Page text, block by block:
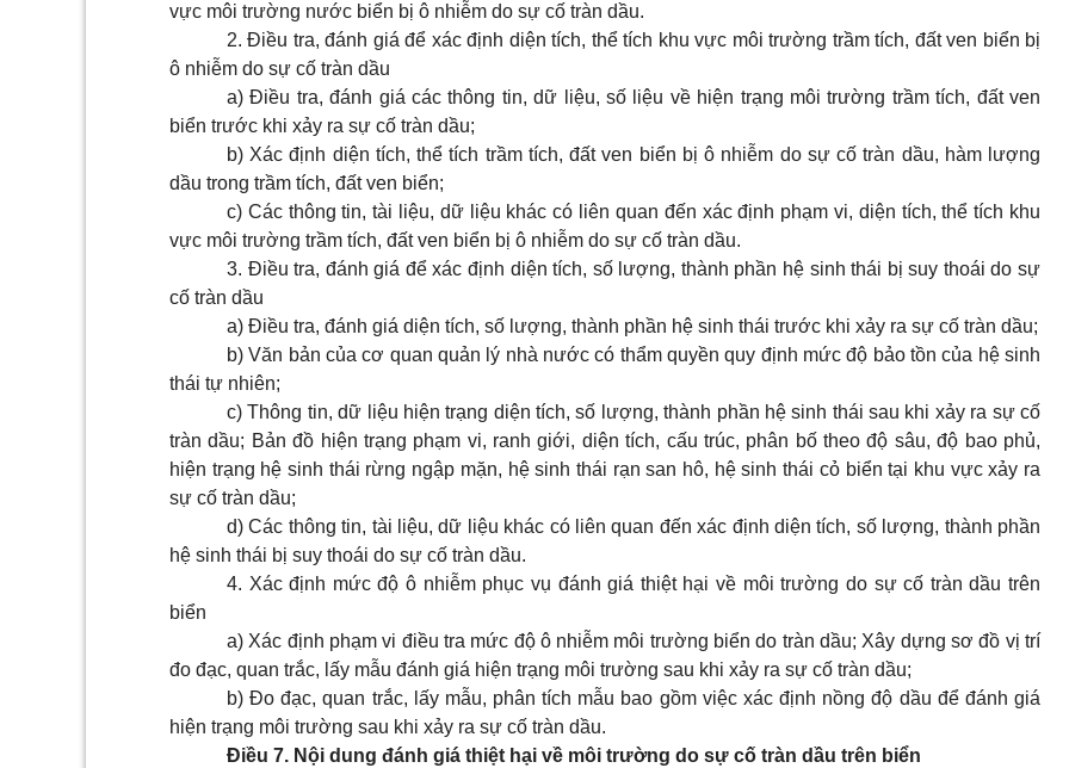
vực môi trường nước biển bị ô nhiễm do sự cố tràn dầu.
2. Điều tra, đánh giá để xác định diện tích, thể tích khu vực môi trường trầm tích, đất ven biển bị
ô nhiễm do sự cố tràn dầu
a) Điều tra, đánh giá các thông tin, dữ liệu, số liệu về hiện trạng môi trường trầm tích, đất ven
biển trước khi xảy ra sự cố tràn dầu;
b) Xác định diện tích, thể tích trầm tích, đất ven biển bị ô nhiễm do sự cố tràn dầu, hàm lượng
dầu trong trầm tích, đất ven biển;
c) Các thông tin, tài liệu, dữ liệu khác có liên quan đến xác định phạm vi, diện tích, thể tích khu
vực môi trường trầm tích, đất ven biển bị ô nhiễm do sự cố tràn dầu.
3. Điều tra, đánh giá để xác định diện tích, số lượng, thành phần hệ sinh thái bị suy thoái do sự
cố tràn dầu
a) Điều tra, đánh giá diện tích, số lượng, thành phần hệ sinh thái trước khi xảy ra sự cố tràn dầu;
b) Văn bản của cơ quan quản lý nhà nước có thẩm quyền quy định mức độ bảo tồn của hệ sinh
thái tự nhiên;
c) Thông tin, dữ liệu hiện trạng diện tích, số lượng, thành phần hệ sinh thái sau khi xảy ra sự cố
tràn dầu; Bản đồ hiện trạng phạm vi, ranh giới, diện tích, cấu trúc, phân bố theo độ sâu, độ bao phủ,
hiện trạng hệ sinh thái rừng ngập mặn, hệ sinh thái rạn san hô, hệ sinh thái cỏ biển tại khu vực xảy ra
sự cố tràn dầu;
d) Các thông tin, tài liệu, dữ liệu khác có liên quan đến xác định diện tích, số lượng, thành phần
hệ sinh thái bị suy thoái do sự cố tràn dầu.
4. Xác định mức độ ô nhiễm phục vụ đánh giá thiệt hại về môi trường do sự cố tràn dầu trên
biển
a) Xác định phạm vi điều tra mức độ ô nhiễm môi trường biển do tràn dầu; Xây dựng sơ đồ vị trí
đo đạc, quan trắc, lấy mẫu đánh giá hiện trạng môi trường sau khi xảy ra sự cố tràn dầu;
b) Đo đạc, quan trắc, lấy mẫu, phân tích mẫu bao gồm việc xác định nồng độ dầu để đánh giá
hiện trạng môi trường sau khi xảy ra sự cố tràn dầu.
Điều 7. Nội dung đánh giá thiệt hại về môi trường do sự cố tràn dầu trên biển